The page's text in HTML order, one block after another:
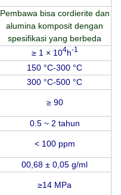
Pembawa bisa cordierite dan
alumina komposit dengan
spesifikasi yang berbeda
≥ 1 × 104h-1
150 °C-300 °C
300 °C-500 °C
≥ 90
0.5 ~ 2 tahun
< 100 ppm
00,68 ± 0,05 g/ml
≥14 MPa